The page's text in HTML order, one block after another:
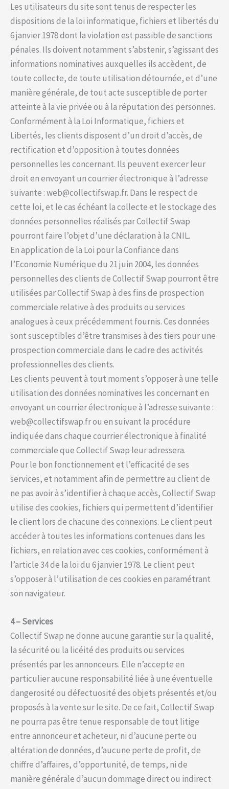
Les utilisateurs du site sont tenus de respecter les
dispositions de la loi informatique, fichiers et libertés du
6 janvier 1978 dont la violation est passible de sanctions
pénales. Ils doivent notamment s’abstenir, s’agissant des
informations nominatives auxquelles ils accèdent, de
toute collecte, de toute utilisation détournée, et d’une
manière générale, de tout acte susceptible de porter
atteinte à la vie privée ou à la réputation des personnes.
Conformément à la Loi Informatique, fichiers et
Libertés, les clients disposent d’un droit d’accès, de
rectification et d’opposition à toutes données
personnelles les concernant. Ils peuvent exercer leur
droit en envoyant un courrier électronique à l’adresse
suivante : web@collectifswap.fr. Dans le respect de
cette loi, et le cas échéant la collecte et le stockage des
données personnelles réalisés par Collectif Swap
pourront faire l’objet d’une déclaration à la CNIL.
En application de la Loi pour la Confiance dans
l’Economie Numérique du 21 juin 2004, les données
personnelles des clients de Collectif Swap pourront être
utilisées par Collectif Swap à des fins de prospection
commerciale relative à des produits ou services
analogues à ceux précédemment fournis. Ces données
sont susceptibles d’être transmises à des tiers pour une
prospection commerciale dans le cadre des activités
professionnelles des clients.
Les clients peuvent à tout moment s’opposer à une telle
utilisation des données nominatives les concernant en
envoyant un courrier électronique à l’adresse suivante :
web@collectifswap.fr ou en suivant la procédure
indiquée dans chaque courrier électronique à finalité
commerciale que Collectif Swap leur adressera.
Pour le bon fonctionnement et l’efficacité de ses
services, et notamment afin de permettre au client de
ne pas avoir à s’identifier à chaque accès, Collectif Swap
utilise des cookies, fichiers qui permettent d’identifier
le client lors de chacune des connexions. Le client peut
accéder à toutes les informations contenues dans les
fichiers, en relation avec ces cookies, conformément à
l’article 34 de la loi du 6 janvier 1978. Le client peut
s’opposer à l’utilisation de ces cookies en paramétrant
son navigateur.
4 – Services
Collectif Swap ne donne aucune garantie sur la qualité,
la sécurité ou la licéité des produits ou services
présentés par les annonceurs. Elle n’accepte en
particulier aucune responsabilité liée à une éventuelle
dangerosité ou défectuosité des objets présentés et/ou
proposés à la vente sur le site. De ce fait, Collectif Swap
ne pourra pas être tenue responsable de tout litige
entre annonceur et acheteur, ni d’aucune perte ou
altération de données, d’aucune perte de profit, de
chiffre d’affaires, d’opportunité, de temps, ni de
manière générale d’aucun dommage direct ou indirect